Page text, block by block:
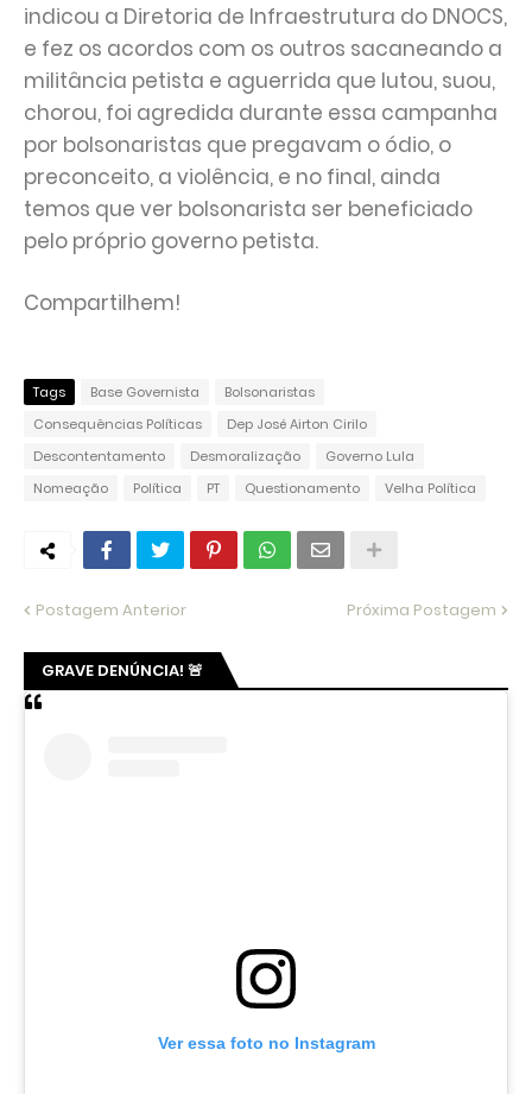
indicou a Diretoria de Infraestrutura do DNOCS,
e fez os acordos com os outros sacaneando a
militância petista e aguerrida que lutou, suou,
chorou, foi agredida durante essa campanha
por bolsonaristas que pregavam o ódio, o
preconceito, a violência, e no final, ainda
temos que ver bolsonarista ser beneficiado
pelo próprio governo petista.
Compartilhem!
Tags Base Governista
Bolsonaristas
Consequências Políticas
Dep José Airton Cirilo
Descontentamento
Desmoralização
Governo Lula
Nomeação
Política PT Questionamento Velha Política
Postagem Anterior Próxima Postagem
GRAVE DENÚNCIA! 🚨
Ver essa foto no Instagram